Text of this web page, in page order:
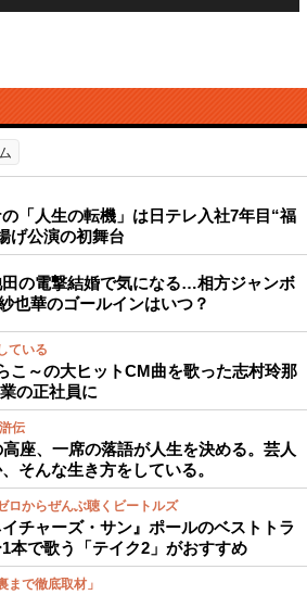
「人生の転機」は日テレ入社7年目“福
げ公演の初舞台
田の電撃結婚で気になる…相方ジャンボ
也華のゴールインはいつ？
ている
こ～の大ヒットCM曲を歌った志村玲那
の正社員に
伝
高座、一席の落語が人生を決める。芸人
そんな生き方をしている。
ロからぜんぶ聴くビートルズ
イチャーズ・サン』ポールのベストトラ
本で歌う「テイク2」がおすすめ
まで徹底取材」